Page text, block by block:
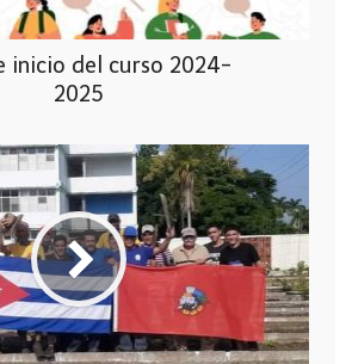
inicio del curso 2024-
2025